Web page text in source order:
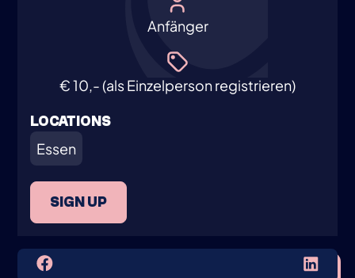
Anfänger
€ 10,- (als Einzelperson registrieren)
LOCATIONS
Essen
SIGN UP